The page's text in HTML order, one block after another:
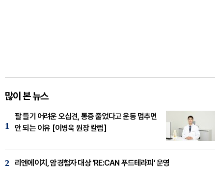
많이 본 뉴스
1
팔 들기 어려운 오십견, 통증 줄었다고 운동 멈추면
안 되는 이유 [이병욱 원장 칼럼]
2 리엔에이치, 암경험자 대상 ‘RE:CAN 푸드테라피’ 운영